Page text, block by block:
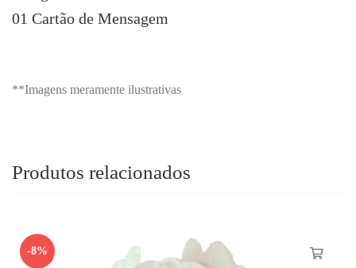
01 Cartão de Mensagem
**Imagens meramente ilustrativas
Produtos relacionados
-8%